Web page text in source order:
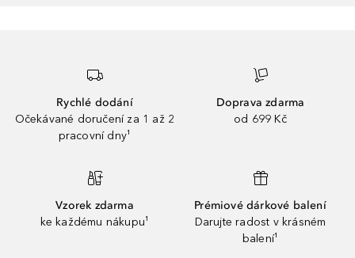
Rychlé dodání
Očekávané doručení za 1 až 2
pracovní dny¹
Doprava zdarma
od 699 Kč
Vzorek zdarma
ke každému nákupu¹
Prémiové dárkové balení
Darujte radost v krásném
balení¹